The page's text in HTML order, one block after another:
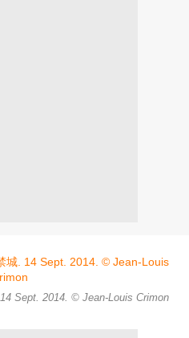
Sept. 2014. © Jean-Louis Crimon